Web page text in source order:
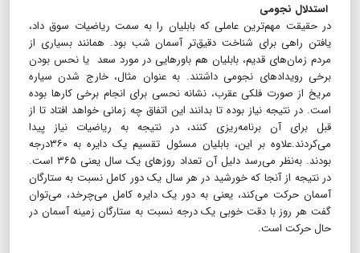
استدلال نجومی
در حقیقت مهم‌ترین عاملی که بابلیان را به سمت ریاضیات سوق داد،
یافتن راهی برای شناخت دقیق‌تر آسمان شب بود. همانند بسیاری از
مردم زمان‌های قدیم، بابلیان هم باورهایی در مورد سعد یا نحس بودن
برخی رویدادهای نجومی داشتند. به عنوان مثال، خارج شدن سیاره
مریخ از صورت فلکی عقرب، نشانه نحسی برای انجام برخی کارها بوده
است. در نتیجه نیاز بوده تا بدانند این اتفاق چه زمانی خواهد افتاد تا از
قبل برای آن برنامه‌ریزی کنند، در نتیجه به ریاضیات نیاز پیدا
می‌کردند.علاوه بر این، بابلیان مسئول تقسیم یک دایره به ۳۶۰درجه
بودند. به‌نظر می‌رسد دلیل آن تعداد روزهای یک سال یعنی ۳۶۵ است.
در نتیجه از آنجا که خورشید در هر سال یک دور کامل نسبت به ستارگان
آسمان حرکت می‌کند، یعنی به دور یک دایره کامل می‌چرخد، می‌توان
گفت هر روز با دقت خوبی یک درجه نسبت به ستارگان زمینه آسمان در
حال حرکت است.